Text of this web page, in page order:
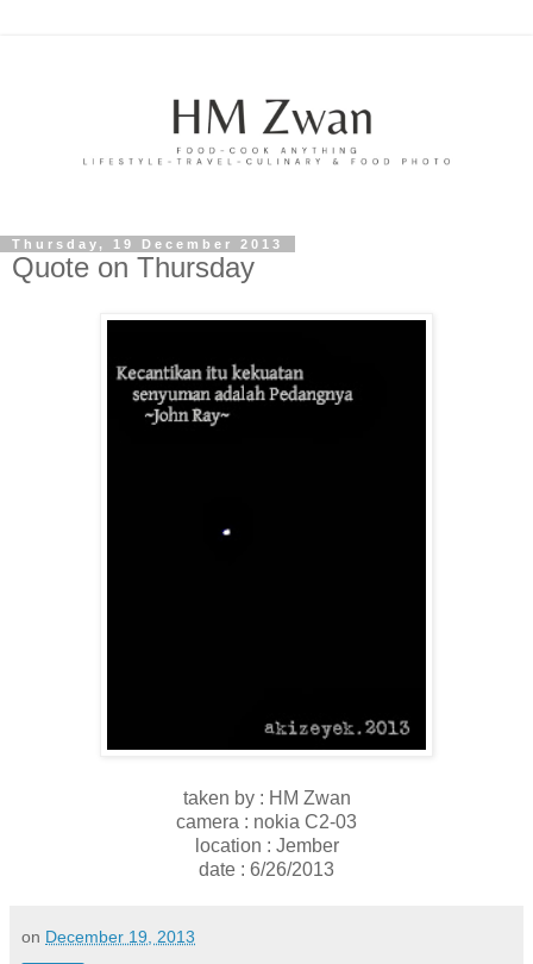
Thursday, 19 December 2013
Quote on Thursday
taken by : HM Zwan
camera : nokia C2-03
location : Jember
date : 6/26/2013
on December 19, 2013